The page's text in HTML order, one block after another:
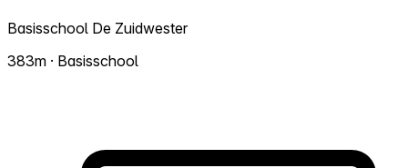
Basisschool De Zuidwester
383m · Basisschool